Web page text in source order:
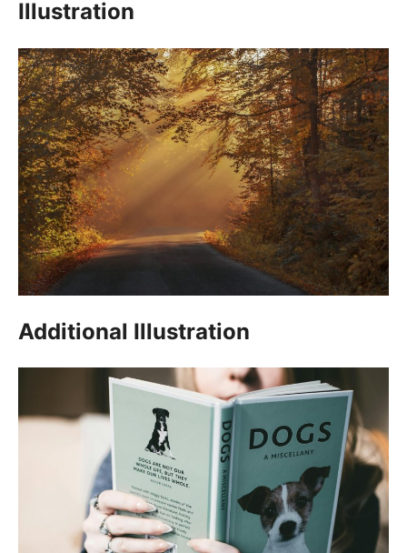
Illustration
Additional Illustration